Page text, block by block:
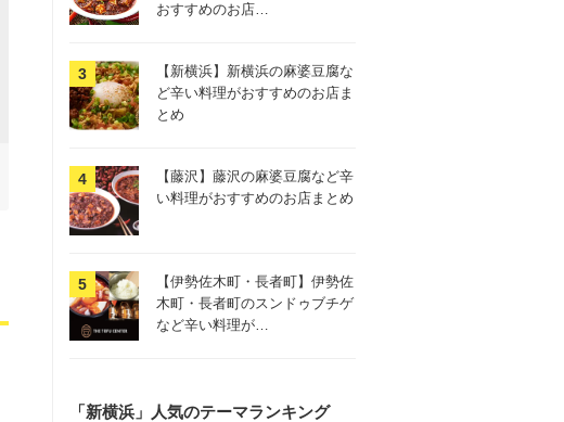
おすすめのお店…
【新横浜】新横浜の麻婆豆腐な
ど辛い料理がおすすめのお店ま
とめ
【藤沢】藤沢の麻婆豆腐など辛
い料理がおすすめのお店まとめ
【伊勢佐木町・長者町】伊勢佐
木町・長者町のスンドゥブチゲ
など辛い料理が…
「新横浜」人気のテーマランキング